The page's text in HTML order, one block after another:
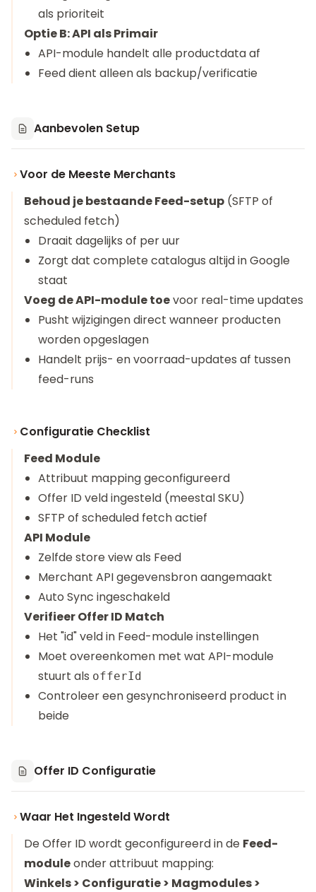
als prioriteit
Optie B: API als Primair
API-module handelt alle productdata af
Feed dient alleen als backup/verificatie
Aanbevolen Setup
Voor de Meeste Merchants
Behoud je bestaande Feed-setup (SFTP of
scheduled fetch)
Draait dagelijks of per uur
Zorgt dat complete catalogus altijd in Google
staat
Voeg de API-module toevoor real-time updates
Pusht wijzigingen direct wanneer producten
worden opgeslagen
Handelt prijs- en voorraad-updates af tussen
feed-runs
Configuratie Checklist
Feed Module
Attribuut mapping geconfigureerd
Offer ID veld ingesteld (meestal SKU)
SFTP of scheduled fetch actief
API Module
Zelfde store view als Feed
Merchant API gegevensbron aangemaakt
Auto Sync ingeschakeld
Verifieer Offer ID Match
Het "id" veld in Feed-module instellingen
Moet overeenkomen met wat API-module
stuurt als offerId
Controleer een gesynchroniseerd product in
beide
Offer ID Configuratie
Waar Het Ingesteld Wordt
De Offer ID wordt geconfigureerd in de Feed-
moduleonder attribuut mapping:
Winkels > Configuratie > Magmodules >